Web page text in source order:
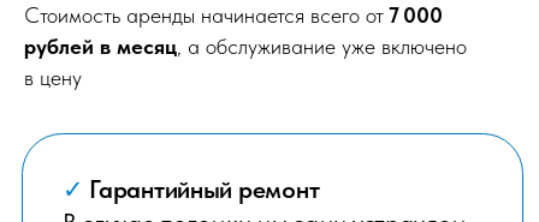
Стоимость аренды начинается всего от7 000
рублей в месяц, а обслуживание уже включено
в цену